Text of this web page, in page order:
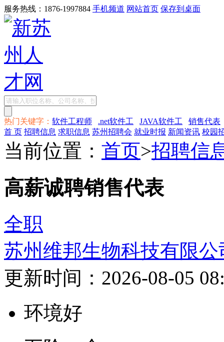
服务热线：1876-1997884 手机频道 网站首页 保存到桌面
热门关键字： 软件工程师 .net软件工 JAVA软件工
销售代表
首 页 招聘信息 求职信息 苏州招聘会 就业时报 新闻资讯 校园
当前位置： 首页>招聘信
高薪诚聘销售代表
全职
苏州维邦生物科技有限公
更新时间：2026-08-05
环境好